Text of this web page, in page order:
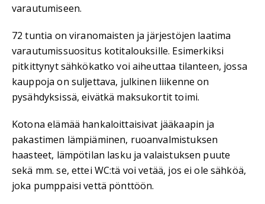
varautumiseen.
72 tuntia on viranomaisten ja järjestöjen laatima
varautumissuositus kotitalouksille. Esimerkiksi
pitkittynyt sähkökatko voi aiheuttaa tilanteen, jossa
kauppoja on suljettava, julkinen liikenne on
pysähdyksissä, eivätkä maksukortit toimi.
Kotona elämää hankaloittaisivat jääkaapin ja
pakastimen lämpiäminen, ruoanvalmistuksen
haasteet, lämpötilan lasku ja valaistuksen puute
sekä mm. se, ettei WC:tä voi vetää, jos ei ole sähköä,
joka pumppaisi vettä pönttöön.